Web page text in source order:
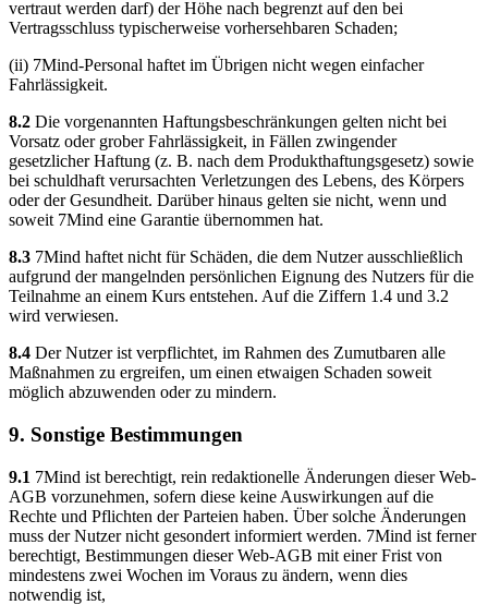
vertraut werden darf) der Höhe nach begrenzt auf den bei
Vertragsschluss typischerweise vorhersehbaren Schaden;
(ii) 7Mind-Personal haftet im Übrigen nicht wegen einfacher
Fahrlässigkeit.
8.2 Die vorgenannten Haftungsbeschränkungen gelten nicht bei
Vorsatz oder grober Fahrlässigkeit, in Fällen zwingender
gesetzlicher Haftung (z. B. nach dem Produkthaftungsgesetz) sowie
bei schuldhaft verursachten Verletzungen des Lebens, des Körpers
oder der Gesundheit. Darüber hinaus gelten sie nicht, wenn und
soweit 7Mind eine Garantie übernommen hat.
8.3 7Mind haftet nicht für Schäden, die dem Nutzer ausschließlich
aufgrund der mangelnden persönlichen Eignung des Nutzers für die
Teilnahme an einem Kurs entstehen. Auf die Ziffern 1.4 und 3.2
wird verwiesen.
8.4 Der Nutzer ist verpflichtet, im Rahmen des Zumutbaren alle
Maßnahmen zu ergreifen, um einen etwaigen Schaden soweit
möglich abzuwenden oder zu mindern.
9. Sonstige Bestimmungen
9.1 7Mind ist berechtigt, rein redaktionelle Änderungen dieser Web-
AGB vorzunehmen, sofern diese keine Auswirkungen auf die
Rechte und Pflichten der Parteien haben. Über solche Änderungen
muss der Nutzer nicht gesondert informiert werden. 7Mind ist ferner
berechtigt, Bestimmungen dieser Web-AGB mit einer Frist von
mindestens zwei Wochen im Voraus zu ändern, wenn dies
notwendig ist,